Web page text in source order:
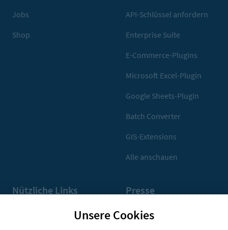
Jobs
Shop
API-Schlüssel anfordern
Enterprise Suite
E-Commerce-Plugins
Microsoft Excel-Plugin
Google Sheets-Plugin
Batch Converter
GIS-Extensions
Alle anschauen
Nützliche Links Presse
Pressekontakt
Unsere Cookies